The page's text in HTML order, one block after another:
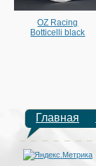
OZ Racing
Botticelli black
Главная